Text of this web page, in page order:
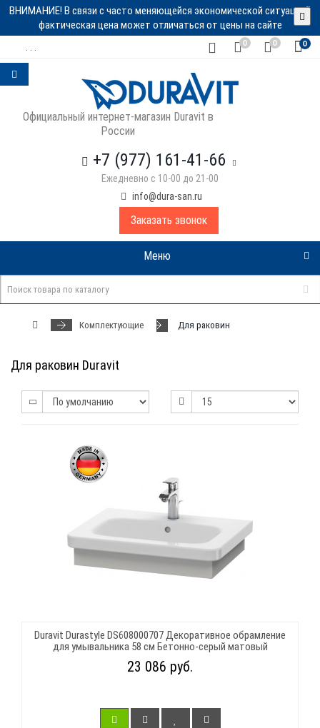
ВНИМАНИЕ! В связи с часто меняющейся экономической ситуацией
фактическая цена может отличаться от цены на сайте
0 0 0
Официальный интернет-магазин Duravit в
России
+7 (977) 161-41-66
Ежедневно с 10-00 до 21-00
info@dura-san.ru
Заказать звонок
Меню
Комплектующие Для раковин
Для раковин Duravit
Duravit Durastyle DS608000707 Декоративное обрамление
для умывальника 58 см Бетонно-серый матовый
23 086 руб.